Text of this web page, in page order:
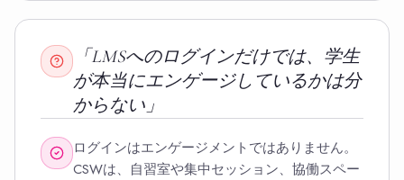
「LMSへのログインだけでは、学生
が本当にエンゲージしているかは分
からない」
ログインはエンゲージメントではありません。
CSWは、自習室や集中セッション、協働スペー